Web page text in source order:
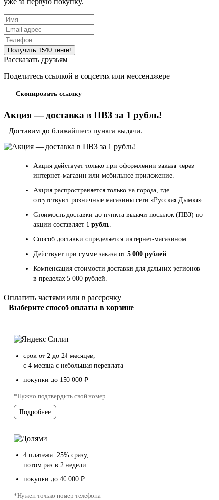
уже за первую покупку.
Рассказать друзьям
Поделитесь ссылкой в соцсетях или мессенджере
Скопировать ссылку
Акция — доставка в ПВЗ за 1 рубль!
Доставим до ближайшего пункта выдачи.
Акция действует только при оформлении заказа через
интернет-магазин или мобильное приложение.
Акция распространяется только на города, где
отсутствуют розничные магазины сети «Русская Дымка».
Стоимость доставки до пункта выдачи посылок (ПВЗ) по
акции составляет 1 рубль.
Способ доставки определяется интернет-магазином.
Действует при сумме заказа от 5 000 рублей
Компенсация стоимости доставки для дальних регионов
в пределах 5 000 рублей.
Оплатить частями или в рассрочку
Выберите способ оплаты в корзине
срок от 2 до 24 месяцев,
с 4 месяца с небольшая переплата
покупки до 150 000 ₽
*Нужно подтвердить свой номер
Подробнее
4 платежа: 25% сразу,
потом раз в 2 недели
покупки до 40 000 ₽
*Нужен только номер телефона